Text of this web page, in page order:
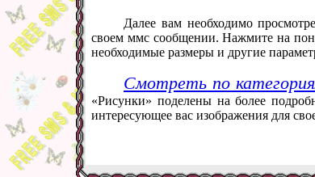
Далее вам необходимо
своем ммс сообщении. Нажмите на
необходимые размеры и другие
Смотреть по
«Рисунки» поделены на более
интересующее вас изображения для